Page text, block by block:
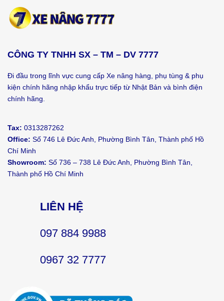
CÔNG TY TNHH SX – TM – DV 7777
Đi đầu trong lĩnh vực cung cấp Xe nâng hàng, phụ tùng & phụ
kiện chính hãng nhập khẩu trực tiếp từ Nhật Bản và bình điện
chính hãng.
Tax: 0313287262
Office: Số 746 Lê Đức Anh, Phường Bình Tân, Thành phố Hồ
Chí Minh
Showroom: Số 736 – 738 Lê Đức Anh, Phường Bình Tân,
Thành phố Hồ Chí Minh
LIÊN HỆ
097 884 9988
0967 32 7777